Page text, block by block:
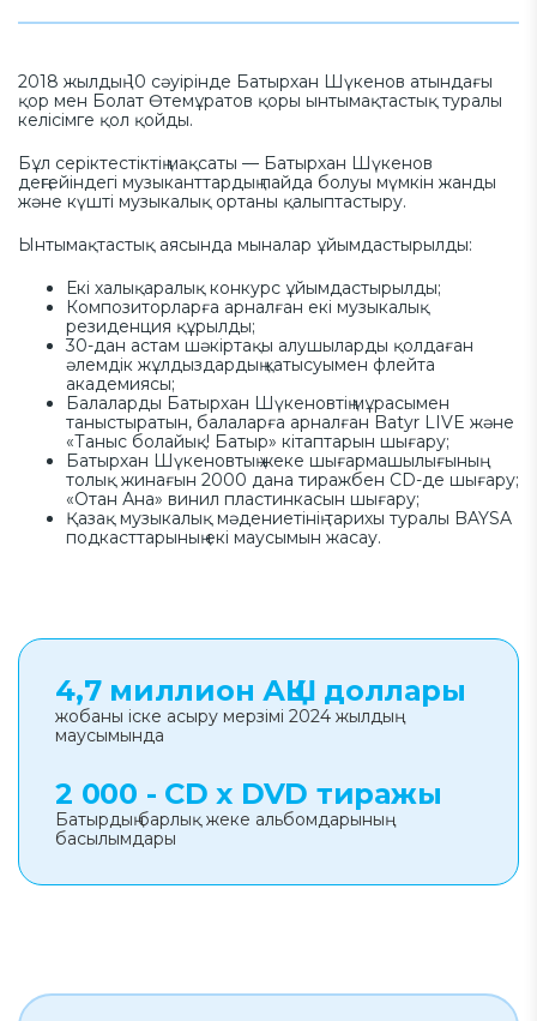
2018 жылдың 10 сәуірінде Батырхан Шүкенов атындағы
қор мен Болат Өтемұратов қоры ынтымақтастық туралы
келісімге қол қойды.
Бұл серіктестіктің мақсаты — Батырхан Шүкенов
деңгейіндегі музыканттардың пайда болуы мүмкін жанды
және күшті музыкалық ортаны қалыптастыру.
Ынтымақтастық аясында мыналар ұйымдастырылды:
Екі халықаралық конкурс ұйымдастырылды;
Композиторларға арналған екі музыкалық
резиденция құрылды;
30-дан астам шәкіртақы алушыларды қолдаған
әлемдік жұлдыздардың қатысуымен флейта
академиясы;
Балаларды Батырхан Шүкеновтің мұрасымен
таныстыратын, балаларға арналған Batyr LIVE және
«Таныс болайық! Батыр» кітаптарын шығару;
Батырхан Шүкеновтың жеке шығармашылығының
толық жинағын 2000 дана тиражбен CD-де шығару;
«Отан Ана» винил пластинкасын шығару;
Қазақ музыкалық мәдениетінің тарихы туралы BAYSA
подкасттарының екі маусымын жасау.
4,7 миллион АҚШ доллары
жобаны іске асыру мерзімі 2024 жылдың
маусымында
2 000 - CD x DVD тиражы
Батырдың барлық жеке альбомдарының
басылымдары